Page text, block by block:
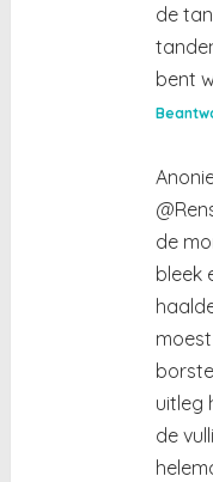
de
bent
de
bleek
uitleg
de